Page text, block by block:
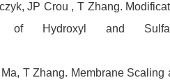
JP Crou , T Zhang.
of Hydroxyl and
T Zhang. Membrane